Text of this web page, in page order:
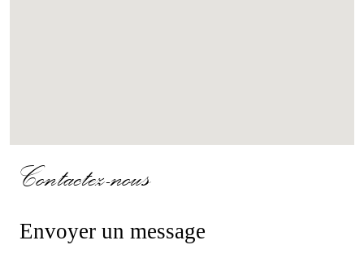
Contactez-nous
Envoyer un message